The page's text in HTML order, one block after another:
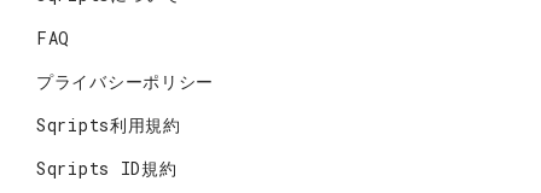
FAQ
プライバシーポリシー
Sqripts利用規約
Sqripts ID規約